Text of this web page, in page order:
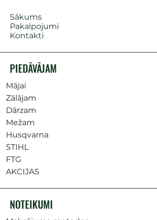
Sākums
Pakalpojumi
Kontakti
PIEDĀVĀJAM
Mājai
Zālājam
Dārzam
Mežam
Husqvarna
STIHL
FTG
AKCIJAS
NOTEIKUMI